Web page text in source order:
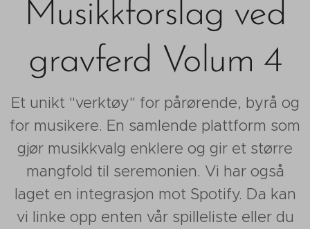
Musikkforslag ved
gravferd Volum 4
Et unikt "verktøy" for pårørende, byrå og
for musikere. En samlende plattform som
gjør musikkvalg enklere og gir et større
mangfold til seremonien. Vi har også
laget en integrasjon mot Spotify. Da kan
vi linke opp enten vår spilleliste eller du